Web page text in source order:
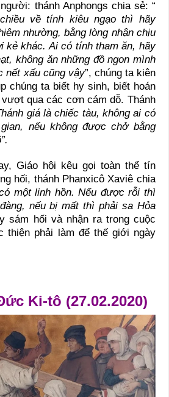
thánh Anphongs chia sẻ: “
về tính kiêu ngạo thì hãy
nhường, bằng lòng nhận chịu
kẻ khác. Ai có tính tham ăn, hãy
không ăn những đồ ngon mình
nết xấu cũng vậy”, chúng ta kiên
chúng ta biết hy sinh, biết hoán
qua các cơn cám dỗ. Thánh
giá là chiếc tàu, không ai có
nếu không được chở bằng
Giáo hội kêu gọi toàn thể tín
hối, thánh Phanxicô Xaviê chia
một linh hồn. Nếu được rỗi thì
nếu bị mất thì phải sa Hỏa
sám hối và nhận ra trong cuộc
thiện phải làm để thế giới ngày
Ki-tô (27.02.2020)